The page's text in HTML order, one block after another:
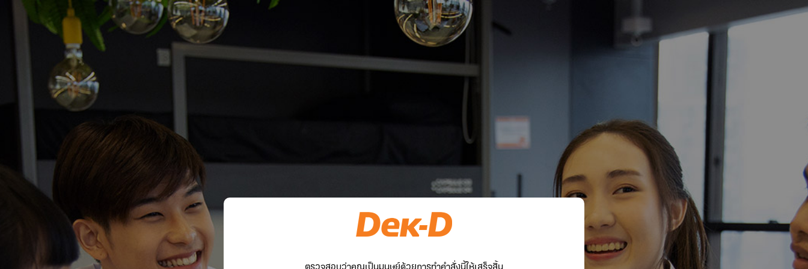
ตรวจสอบว่าคุณเป็นมนุษย์ด้วยการทำคำสั่งนี้ให้เสร็จสิ้น